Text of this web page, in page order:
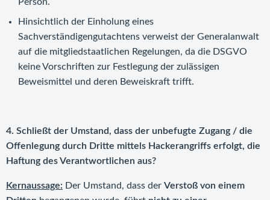
Hinsichtlich der Einholung eines
Sachverständigengutachtens verweist der Generalanwalt
auf die mitgliedstaatlichen Regelungen, da die DSGVO
keine Vorschriften zur Festlegung der zulässigen
Beweismittel und deren Beweiskraft trifft.
4. Schließt der Umstand, dass der unbefugte Zugang / die
Offenlegung durch Dritte mittels Hackerangriffs erfolgt, die
Haftung des Verantwortlichen aus?
Kernaussage: Der Umstand, dass der Verstoß von einem